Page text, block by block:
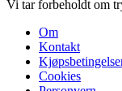
Vi tar forbeholdt om
Om
Kontakt
Cookies